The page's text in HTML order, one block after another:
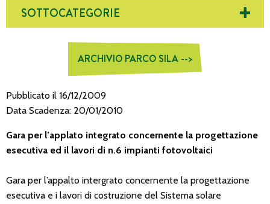
SOTTOCATEGORIE
ARCHIVIO PARCO SILA -->
Pubblicato il 16/12/2009
Data Scadenza: 20/01/2010
Gara per l’applato integrato concernente la progettazione
esecutiva ed il lavori di n.6 impianti fotovoltaici
Gara per l’appalto intergrato concernente la progettazione
esecutiva e i lavori di costruzione del Sistema solare